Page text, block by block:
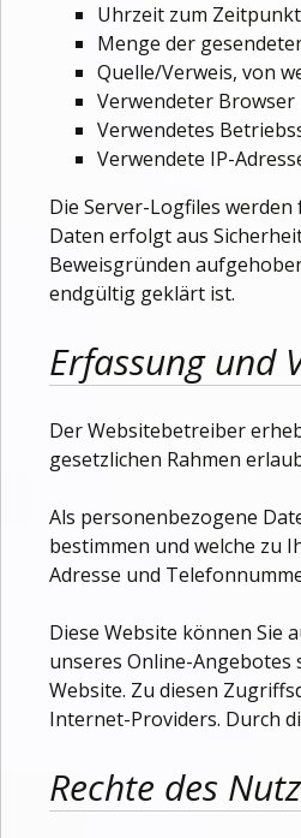
Uhrzeit zum
Menge der
Quelle/Verweis, von
Verwendeter Browser
Verwendetes
Verwendete IP-
Die Server-Logfiles
Daten erfolgt aus
Beweisgründen
endgültig geklärt ist.
Erfassung und
Der Websitebetreiber
gesetzlichen Rahmen
Als personenbezogene
bestimmen und welche zu
Adresse und
Diese Website können Sie
unseres Online-
Website. Zu diesen
Internet-Providers. Durch
Rechte des